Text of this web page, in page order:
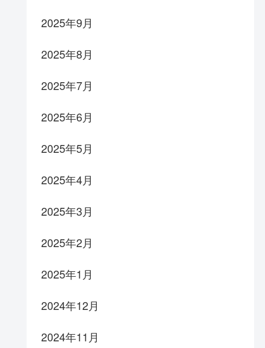
2025年9月
2025年8月
2025年7月
2025年6月
2025年5月
2025年4月
2025年3月
2025年2月
2025年1月
2024年12月
2024年11月